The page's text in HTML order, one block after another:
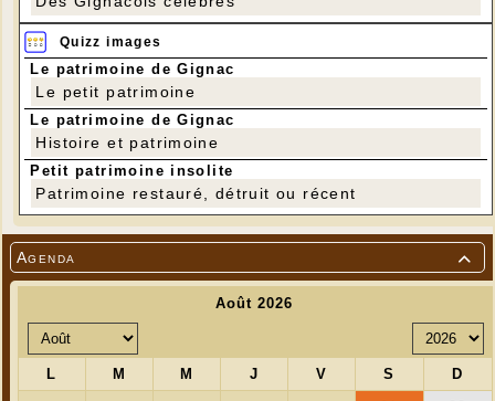

Agenda
Quizz images
Le patrimoine de Gignac
Le petit patrimoine
Le patrimoine de Gignac
Histoire et patrimoine
Petit patrimoine insolite
Patrimoine restauré, détruit ou récent